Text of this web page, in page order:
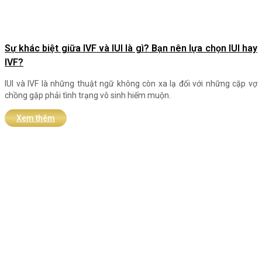
Sự khác biệt giữa IVF và IUI là gì? Bạn nên lựa chọn IUI hay
IVF?
IUI và IVF là những thuật ngữ không còn xa lạ đối với những cặp vợ
chồng gặp phải tình trạng vô sinh hiếm muộn.
Xem thêm